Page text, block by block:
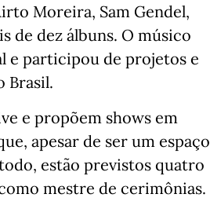
Moreira, Sam Gendel,
de dez álbuns. O músico
e participou de projetos e
Brasil.
e propõem shows em
apesar de ser um espaço
estão previstos quatro
mestre de cerimônias.